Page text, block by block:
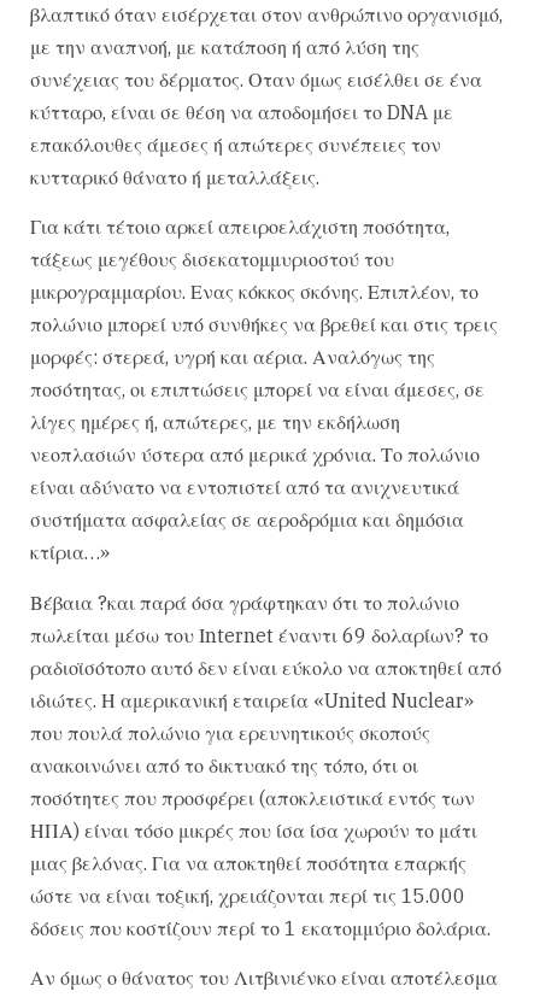
βλαπτικό όταν εισέρχεται στον ανθρώπινο οργανισμό,
με την αναπνοή, με κατάποση ή από λύση της
συνέχειας του δέρματος. Οταν όμως εισέλθει σε ένα
κύτταρο, είναι σε θέση να αποδομήσει το DNA με
επακόλουθες άμεσες ή απώτερες συνέπειες τον
κυτταρικό θάνατο ή μεταλλάξεις.
Για κάτι τέτοιο αρκεί απειροελάχιστη ποσότητα,
τάξεως μεγέθους δισεκατομμυριοστού του
μικρογραμμαρίου. Ενας κόκκος σκόνης. Επιπλέον, το
πολώνιο μπορεί υπό συνθήκες να βρεθεί και στις τρεις
μορφές: στερεά, υγρή και αέρια. Αναλόγως της
ποσότητας, οι επιπτώσεις μπορεί να είναι άμεσες, σε
λίγες ημέρες ή, απώτερες, με την εκδήλωση
νεοπλασιών ύστερα από μερικά χρόνια. Το πολώνιο
είναι αδύνατο να εντοπιστεί από τα ανιχνευτικά
συστήματα ασφαλείας σε αεροδρόμια και δημόσια
κτίρια…»
Βέβαια ?και παρά όσα γράφτηκαν ότι το πολώνιο
πωλείται μέσω του Ιnternet έναντι 69 δολαρίων? το
ραδιοϊσότοπο αυτό δεν είναι εύκολο να αποκτηθεί από
ιδιώτες. Η αμερικανική εταιρεία «United Nuclear»
που πουλά πολώνιο για ερευνητικούς σκοπούς
ανακοινώνει από το δικτυακό της τόπο, ότι οι
ποσότητες που προσφέρει (αποκλειστικά εντός των
ΗΠΑ) είναι τόσο μικρές που ίσα ίσα χωρούν το μάτι
μιας βελόνας. Για να αποκτηθεί ποσότητα επαρκής
ώστε να είναι τοξική, χρειάζονται περί τις 15.000
δόσεις που κοστίζουν περί το 1 εκατομμύριο δολάρια.
Αν όμως ο θάνατος του Λιτβινιένκο είναι αποτέλεσμα